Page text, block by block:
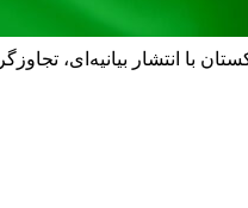
با انتشار بیانیه‌ای،